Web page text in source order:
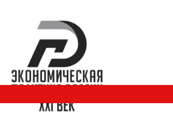
содержимому
век